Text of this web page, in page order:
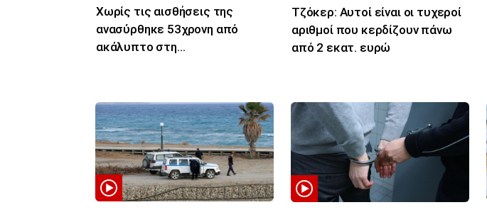
Χωρίς τις αισθήσεις της
ανασύρθηκε 53χρονη από
ακάλυπτο στη
Τζόκερ: Αυτοί είναι οι τυχεροί
αριθμοί που κερδίζουν πάνω
από 2 εκατ. ευρώ